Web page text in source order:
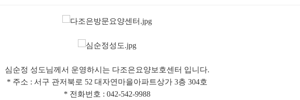
심순정 성도님께서 운영하시는 다조은요양보호센터 입니다.
* 주소 : 서구 관저북로 52 대자연마을아파트상가 3층 304호
* 전화번호 : 042-542-9988